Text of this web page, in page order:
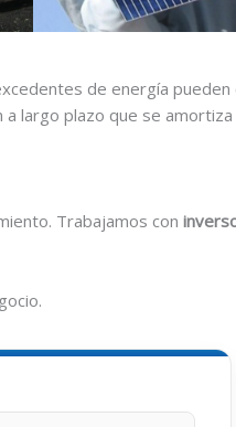
de energía
largo plazo que se
Trabajamos con